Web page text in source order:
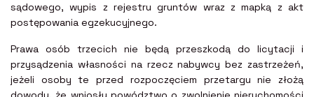
sądowego, wypis z rejestru gruntów wraz z mapką z akt
postępowania egzekucyjnego.
Prawa osób trzecich nie będą przeszkodą do licytacji i
przysądzenia własności na rzecz nabywcy bez zastrzeżeń,
jeżeli osoby te przed rozpoczęciem przetargu nie złożą